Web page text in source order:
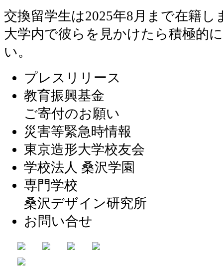
交換留学生は2025年8月まで在籍し
大学内で彼らを見かけたら積極的
い。
プレスリリース
教育振興基金
ご寄付のお願い
災害等緊急時情報
東京造形大学校友会
学校法人 桑沢学園
専門学校
桑沢デザイン研究所
お問い合せ